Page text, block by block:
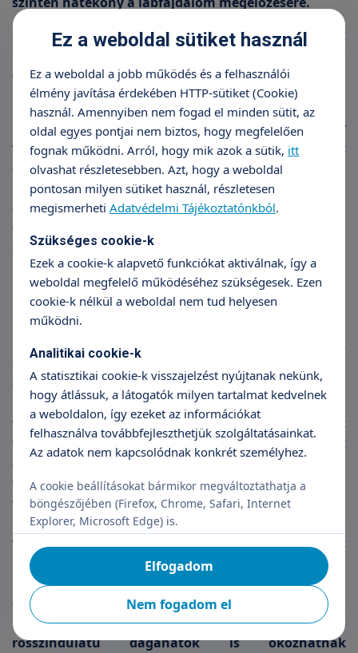
Ortopéd magánrendelésünk előre egyeztetett
diagnosztizáljuk lábfájdalmát, személyre szabott,
hatékony kezelésben részesül.
Ha fáj a lába, fáj a bokája, zsibbad, szaggat, vagy
valamelyik ízülete gyulladt, fájdalmas, bízza magát
ortopéd sebészünkre! Az ortopédiai betegségek, a
láb fájdalma, gyulladásos tünetek az idővel nem
gyógyulnak meg. Minél hamarabb ortopéd
orvoshoz fordul, annál biztosabban és gyorsabban
szabadul meg a hétköznapjait kínzó lábfájdalomtól!
Nem csak az időseknek fáj!
Fáj a lábam! Anyaaa, nem tudok aludni! – hallatszik
a gyerekszobából a sírós hang. A láb fájdalom nem
csak az idősebbeket érinti. Gyermek- és fiatal
korban ritkán utalnak komoly betegségre a végtag
fájdalmak, mégis érdemes ortopédiai szakrendelést
felkeresni, hogy elkülönítsük a kis kellemetlenséget
a nagy bajtól. A három-nyolc éves kor között,
tipikusan éjjel jelentkező lábfájdalmat növekedési
fájdalomnak nevezik a szakemberek is, bár nem
bizonyított, hogy pusztán a növekedés
végtagfájdalommal járna. Ha a fájdalom mindkét
lábat érinti, és nappal nem jelentkezik, valószínű
nincs ok az aggodalomra. mégis érdemes a
gyerekkel ortopéd orvost fölkeresni, hiszen
különböző gyulladások, deformitások, és
rosszindulatú daganatok is okozhatnak
Ez a weboldal sütiket használ
Ez a weboldal a jobb működés és a felhasználói
élmény javítása érdekében HTTP-sütiket (Cookie)
használ. Amennyiben nem fogad el minden sütit, az
oldal egyes pontjai nem biztos, hogy megfelelően
fognak működni. Arról, hogy mik azok a sütik, itt
olvashat részletesebben. Azt, hogy a weboldal
pontosan milyen sütiket használ, részletesen
megismerheti Adatvédelmi Tájékoztatónkból.
Szükséges cookie-k
Ezek a cookie-k alapvető funkciókat aktiválnak, így a
weboldal megfelelő működéséhez szükségesek. Ezen
cookie-k nélkül a weboldal nem tud helyesen
működni.
Analitikai cookie-k
A statisztikai cookie-k visszajelzést nyújtanak nekünk,
hogy átlássuk, a látogatók milyen tartalmat kedvelnek
a weboldalon, így ezeket az információkat
felhasználva továbbfejleszthetjük szolgáltatásainkat.
Az adatok nem kapcsolódnak konkrét személyhez.
A cookie beállításokat bármikor megváltoztathatja a
böngészőjében (Firefox, Chrome, Safari, Internet
Explorer, Microsoft Edge) is.
Nem fogadom el
Elfogadom